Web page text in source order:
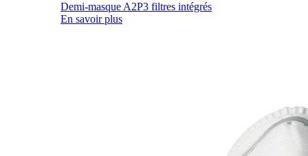
Demi-masque A2P3 filtres intégrés
En savoir plus